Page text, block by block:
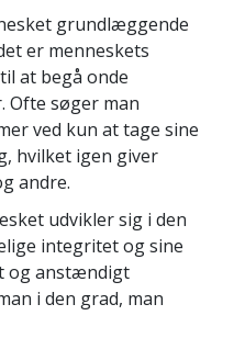
grundlæggende
er menneskets
at begå onde
Ofte søger man
ved kun at tage sine
hvilket igen giver
andre.
udvikler sig i den
integritet og sine
og anstændigt
i den grad, man